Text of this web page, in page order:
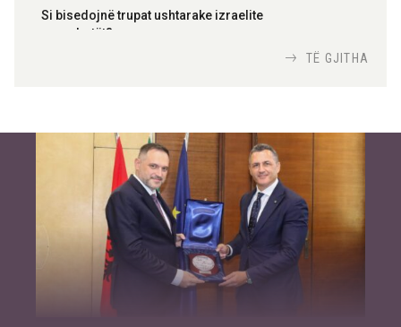
Si bisedojnë trupat ushtarake izraelite
me robotët?
inteligjente izraelite
TË GJITHA